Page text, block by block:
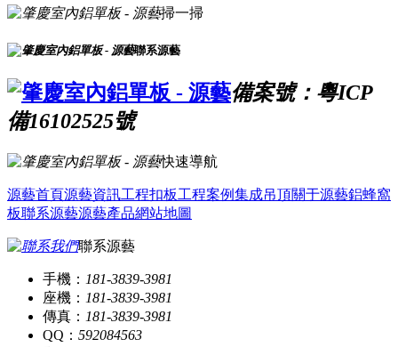
掃一掃
聯系源藝
備案號：粵ICP
備16102525號
快速導航
源藝首頁源藝資訊工程扣板工程案例集成吊頂關于源藝鋁蜂窩
板聯系源藝源藝產品網站地圖
聯系源藝
手機： 181-3839-3981
座機： 181-3839-3981
傳真： 181-3839-3981
QQ： 592084563